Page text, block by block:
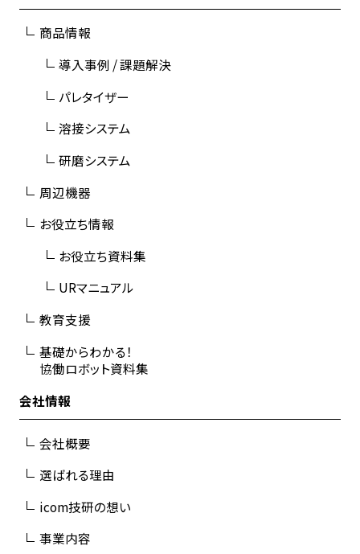
商品情報
導入事例 / 課題解決
パレタイザー
溶接システム
研磨システム
周辺機器
お役立ち情報
お役立ち資料集
URマニュアル
教育支援
基礎からわかる！
協働ロボット資料集
会社情報
会社概要
選ばれる理由
icom技研の想い
事業内容